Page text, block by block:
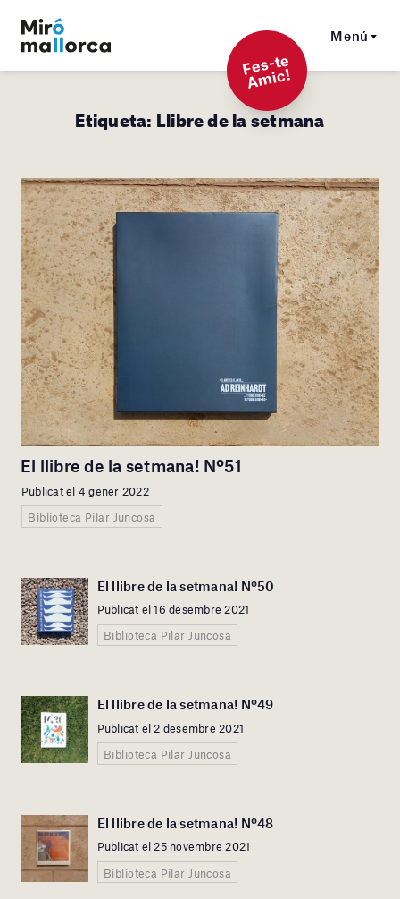
Menú
F
es-t
e
A
mi
c!
Etiqueta: Llibre de la setmana
El llibre de la setmana! Nº51
Publicat el 4 gener 2022
Biblioteca Pilar Juncosa
El llibre de la setmana! Nº50
Publicat el 16 desembre 2021
Biblioteca Pilar Juncosa
El llibre de la setmana! Nº49
Publicat el 2 desembre 2021
Biblioteca Pilar Juncosa
El llibre de la setmana! Nº48
Publicat el 25 novembre 2021
Biblioteca Pilar Juncosa